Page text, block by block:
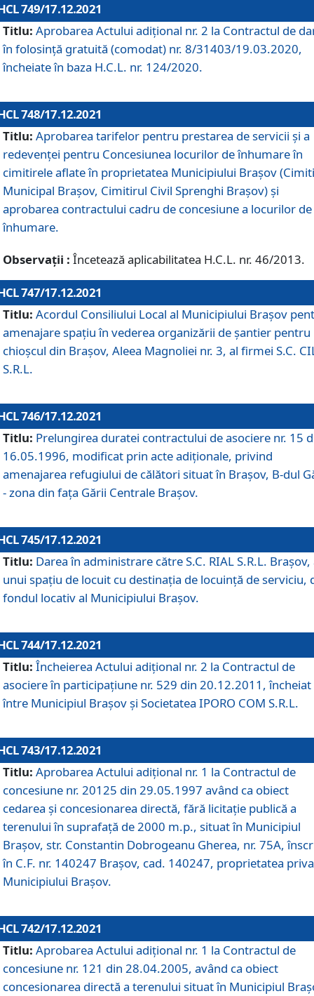
749/17.12.2021
Titlu: Aprobarea Actului adițional nr. 2 la Contractul de
în folosință gratuită (comodat) nr. 8/31403/19.03.2020,
încheiate în baza H.C.L. nr. 124/2020.
748/17.12.2021
Titlu: Aprobarea tarifelor pentru prestarea de servicii şi a
redevenţei pentru Concesiunea locurilor de înhumare în
cimitirele aflate în proprietatea Municipiului Braşov
Municipal Braşov, Cimitirul Civil Sprenghi Braşov) şi
aprobarea contractului cadru de concesiune a locurilor de
înhumare.
Observații : Încetează aplicabilitatea H.C.L. nr. 46/2013.
747/17.12.2021
Titlu: Acordul Consiliului Local al Municipiului Braşov
amenajare spațiu în vederea organizării de șantier pentru
chioșcul din Brașov, Aleea Magnoliei nr. 3, al firmei S.C.
S.R.L.
746/17.12.2021
Titlu: Prelungirea duratei contractului de asociere nr. 15
16.05.1996, modificat prin acte adiționale, privind
amenajarea refugiului de călători situat în Brașov, B-dul
- zona din faţa Gării Centrale Brașov.
745/17.12.2021
Titlu: Darea în administrare către S.C. RIAL S.R.L. Brașov,
unui spațiu de locuit cu destinația de locuință de serviciu,
fondul locativ al Municipiului Brașov.
744/17.12.2021
Titlu: Încheierea Actului adițional nr. 2 la Contractul de
asociere în participațiune nr. 529 din 20.12.2011, încheiat
între Municipiul Brașov și Societatea IPORO COM S.R.L.
743/17.12.2021
Titlu: Aprobarea Actului adiţional nr. 1 la Contractul de
concesiune nr. 20125 din 29.05.1997 având ca obiect
cedarea și concesionarea directă, fără licitație publică a
terenului în suprafață de 2000 m.p., situat în Municipiul
Brașov, str. Constantin Dobrogeanu Gherea, nr. 75A,
în C.F. nr. 140247 Brașov, cad. 140247, proprietatea
Municipiului Brașov.
742/17.12.2021
Titlu: Aprobarea Actului adiţional nr. 1 la Contractul de
concesiune nr. 121 din 28.04.2005, având ca obiect
concesionarea directă a terenului situat în Municipiul